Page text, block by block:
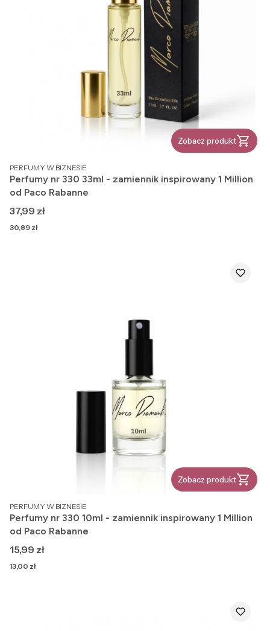
Zobacz produkt
PRODUCENT
PERFUMY W BIZNESIE
Perfumy nr 330 33ml - zamiennik inspirowany 1 Million
od Paco Rabanne
Cena
37,99 zł
Cena
30,89 zł
Zobacz produkt
PRODUCENT
PERFUMY W BIZNESIE
Perfumy nr 330 10ml - zamiennik inspirowany 1 Million
od Paco Rabanne
Cena
15,99 zł
Cena
13,00 zł